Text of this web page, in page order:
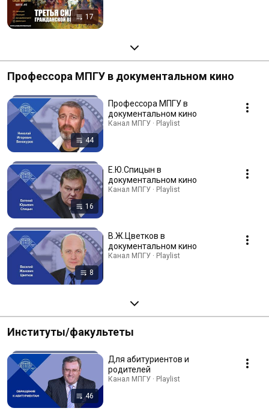
17
Профессора МПГУ в документальном кино
44
Профессора МПГУ в
документальном кино
Канал МПГУ · Playlist
16
Е.Ю.Спицын в
документальном кино
Канал МПГУ · Playlist
8
В.Ж.Цветков в
документальном кино
Канал МПГУ · Playlist
Институты/факультеты
46
Для абитуриентов и
родителей
Канал МПГУ · Playlist